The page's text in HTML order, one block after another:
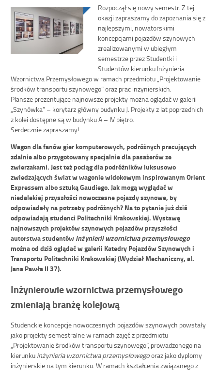
Rozpoczął się nowy semestr. Z tej
okazji zapraszamy do zapoznania się z
najlepszymi, nowatorskimi
koncepcjami pojazdów szynowych
zrealizowanymi w ubiegłym
semestrze przez Studentki i
Studentów kierunku Inżynieria
Wzornictwa Przemysłowego w ramach przedmiotu „Projektowanie
środków transportu szynowego” oraz prac inżynierskich.
Plansze prezentujące najnowsze projekty można oglądać w galerii
„Szynówka” – korytarz główny budynku J. Projekty z lat poprzednich
z kolei dostępne są w budynku A – IV piętro.
Serdecznie zapraszamy!
Wagon dla fanów gier komputerowych, podróżnych pracujących
zdalnie albo przygotowany specjalnie dla pasażerów ze
zwierzakami. Jest też pociąg dla podróżników luksusowo
zwiedzających świat w wagonie widokowym inspirowanym Orient
Expressem albo sztuką Gaudiego. Jak mogą wyglądać w
niedalekiej przyszłości nowoczesne pojazdy szynowe, by
odpowiadały na potrzeby podróżnych? Na to pytanie już dziś
odpowiadają studenci Politechniki Krakowskiej. Wystawę
najnowszych projektów szynowych pojazdów przyszłości
autorstwa studentówinżynierii wzornictwa przemysłowego
można od dziś oglądać w galerii Katedry Pojazdów Szynowych i
Transportu Politechniki Krakowskiej (Wydział Mechaniczny, al.
Jana Pawła II 37).
Inżynierowie wzornictwa przemysłowego
zmieniają branżę kolejową
Studenckie koncepcje nowoczesnych pojazdów szynowych powstały
jako projekty semestralne w ramach zajęć z przedmiotu
„Projektowanie środków transportu szynowego”, prowadzonego na
kierunku inżynieria wzornictwa przemysłowegooraz jako dyplomy
inżynierskie na tym kierunku. W ramach kształcenia związanego z